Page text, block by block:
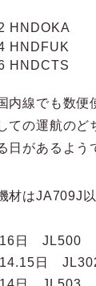
HNDOKA
HNDFUK
HNDCTS
内線でも数便
ての運航のど
日があるよう
材はJA709J
日 JL500
日